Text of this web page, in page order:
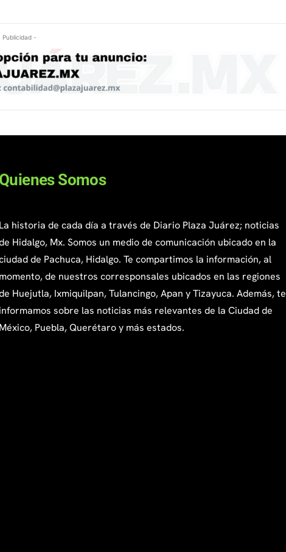
Publicidad -
Quienes Somos
La historia de cada día a través de Diario Plaza Juárez; noticias
Hidalgo, Mx. Somos un medio de comunicación ubicado en la
de Pachuca, Hidalgo. Te compartimos la información, al
momento, de nuestros corresponsales ubicados en las regiones
Huejutla, Ixmiquilpan, Tulancingo, Apan y Tizayuca. Además, te
informamos sobre las noticias más relevantes de la Ciudad de
México, Puebla, Querétaro y más estados.